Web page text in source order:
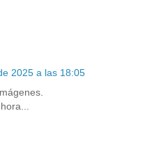
2025 a las 18:05